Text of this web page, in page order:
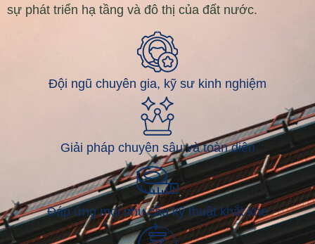
sự phát triển hạ tầng và đô thị của đất nước.
Đội ngũ chuyên gia, kỹ sư kinh nghiệm
Giải pháp chuyên sâu và toàn diện
Đáp ứng mọi nhu cầu kỹ thuật khắt khe